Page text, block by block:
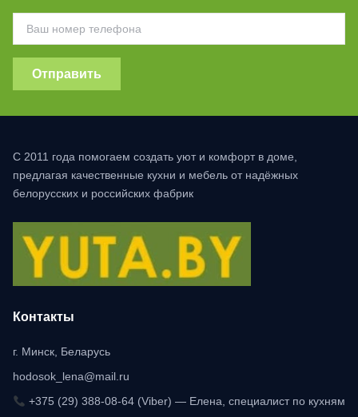
Отправить
С 2011 года помогаем создать уют и комфорт в доме,
предлагая качественные кухни и мебель от надёжных
белорусских и российских фабрик
Контакты
г. Минск, Беларусь
hodosok_lena@mail.ru
+375 (29) 388-08-64 (Viber) — Елена, специалист по кухням